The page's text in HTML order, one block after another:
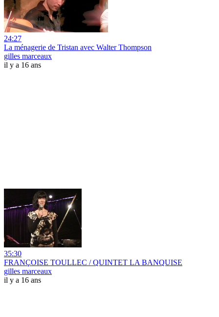
24:27
La ménagerie de Tristan avec Walter Thompson
gilles marceaux
il y a 16 ans
35:30
FRANÇOISE TOULLEC / QUINTET LA BANQUISE
gilles marceaux
il y a 16 ans